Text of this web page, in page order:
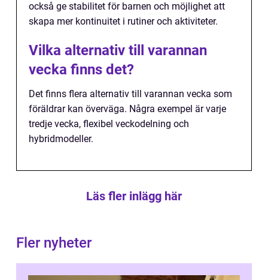
också ge stabilitet för barnen och möjlighet att
skapa mer kontinuitet i rutiner och aktiviteter.
Vilka alternativ till varannan
vecka finns det?
Det finns flera alternativ till varannan vecka som
föräldrar kan överväga. Några exempel är varje
tredje vecka, flexibel veckodelning och
hybridmodeller.
Läs fler inlägg här
Fler nyheter